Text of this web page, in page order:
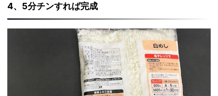
4、5分チンすれば完成